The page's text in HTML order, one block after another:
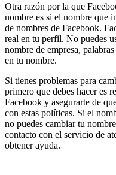
Otra razón por la que
nombre es si el nombre que
de nombres de Facebook.
real en tu perfil. No puedes
nombre de empresa,
en tu nombre.
Si tienes problemas para
primero que debes hacer es
Facebook y asegurarte de
con estas políticas. Si el
no puedes cambiar tu
contacto con el servicio de
obtener ayuda.